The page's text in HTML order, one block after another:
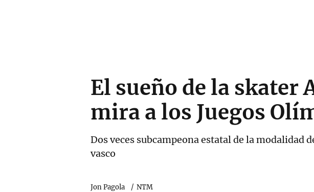
El sueño de la skater
mira a los Juegos
Dos veces subcampeona estatal de la modalidad
vasco
Jon Pagola NTM